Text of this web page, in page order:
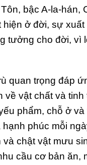
bậc A-la-hán,
ở đời, sự xuất
tưởng cho đời, vì
quan trọng đáp
vật chất và
phẩm, chỗ ở
phúc mỗi
chật vật mưu
cầu cơ bản ăn,